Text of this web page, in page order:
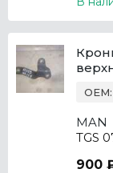
MAN
TGS
900